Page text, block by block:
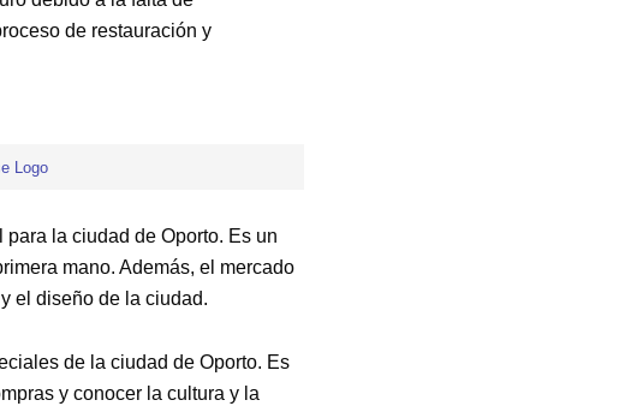
de restauración y
la ciudad de Oporto. Es un
mano. Además, el mercado
el diseño de la ciudad.
de la ciudad de Oporto. Es
y conocer la cultura y la